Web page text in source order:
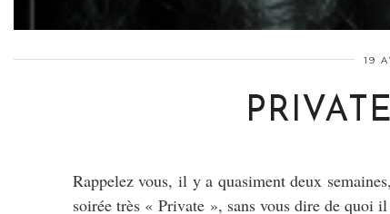
19
Rappelez vous, il y a quasiment deux
soirée très « Private », sans vous dire de quoi